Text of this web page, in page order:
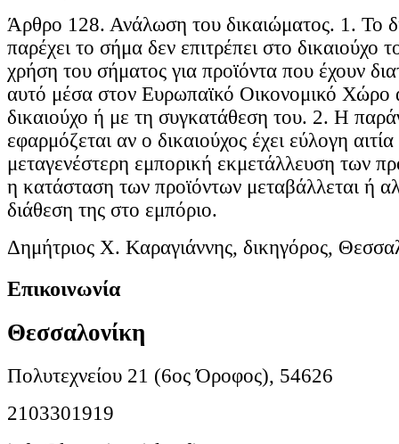
Άρθρο 128. Ανάλωση του δικαιώματος. 1. Το
παρέχει το σήμα δεν επιτρέπει στο δικαιούχο
χρήση του σήματος για προϊόντα που έχουν
αυτό μέσα στον Ευρωπαϊκό Οικονομικό Χώρο
δικαιούχο ή με τη συγκατάθεση του. 2. Η
εφαρμόζεται αν ο δικαιούχος έχει εύλογη
μεταγενέστερη εμπορική εκμετάλλευση των
η κατάσταση των προϊόντων μεταβάλλεται ή
διάθεση της στο εμπόριο.
Δημήτριος Χ. Καραγιάννης, δικηγόρος,
Επικοινωνία
Θεσσαλονίκη
Πολυτεχνείου 21 (6ος Όροφος), 54626
2103301919